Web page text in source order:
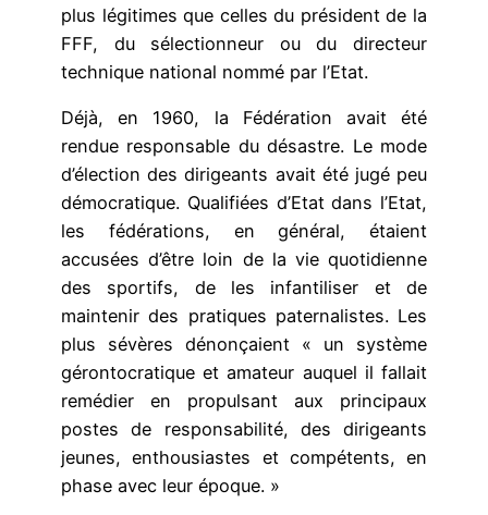
plus légitimes que celles du président de la
FFF, du sélectionneur ou du directeur
technique national nommé par l’Etat.
Déjà, en 1960, la Fédération avait été
rendue responsable du désastre. Le mode
d’élection des dirigeants avait été jugé peu
démocratique. Qualifiées d’Etat dans l’Etat,
les fédérations, en général, étaient
accusées d’être loin de la vie quotidienne
des sportifs, de les infantiliser et de
maintenir des pratiques paternalistes. Les
plus sévères dénonçaient « un système
gérontocratique et amateur auquel il fallait
remédier en propulsant aux principaux
postes de responsabilité, des dirigeants
jeunes, enthousiastes et compétents, en
phase avec leur époque. »